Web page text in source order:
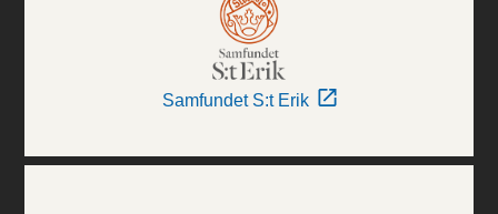
Samfundet S:t Erik